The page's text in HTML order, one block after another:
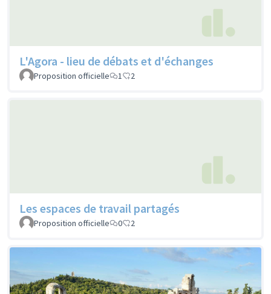
L'Agora - lieu de débats et d'échanges
Proposition officielle 1 2
Les espaces de travail partagés
Proposition officielle 0 2